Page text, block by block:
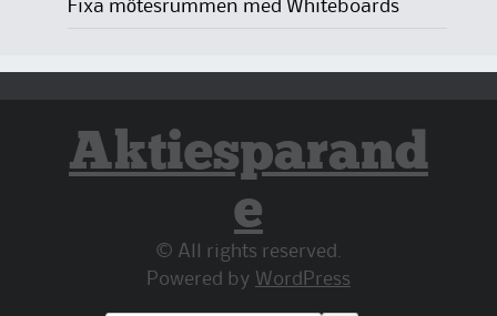
Fixa mötesrummen med Whiteboards
Aktiesparand
e
© All rights reserved.
Powered by WordPress